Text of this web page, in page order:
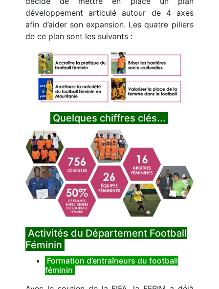
développement articulé autour de 4 axes
afin d’aider son expansion. Les quatre piliers
de ce plan sont les suivants :
Quelques chiffres clés...
Activités du Département Football
Féminin
Formation d’entraîneurs du football
féminin